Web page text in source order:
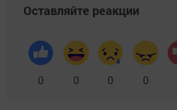
Оставляйте реакции
0 0 0 0